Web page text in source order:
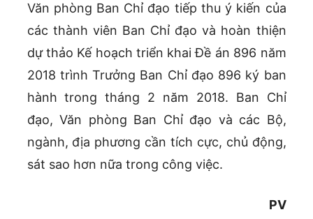
Văn phòng Ban Chỉ đạo tiếp thu ý kiến của
các thành viên Ban Chỉ đạo và hoàn thiện
dự thảo Kế hoạch triển khai Đề án 896 năm
2018 trình Trưởng Ban Chỉ đạo 896 ký ban
hành trong tháng 2 năm 2018. Ban Chỉ
đạo, Văn phòng Ban Chỉ đạo và các Bộ,
ngành, địa phương cần tích cực, chủ động,
sát sao hơn nữa trong công việc.
PV